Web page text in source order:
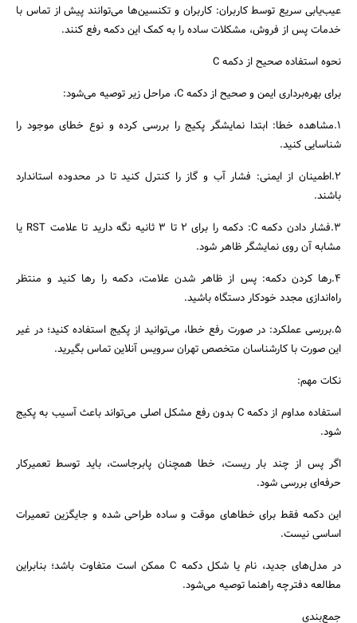
عیب‌یابی سریع توسط کاربران: کاربران و تکنسین‌ها می‌توانند پیش از تماس با
خدمات پس از فروش، مشکلات ساده را به کمک این دکمه رفع کنند.
نحوه استفاده صحیح از دکمه C
برای بهره‌برداری ایمن و صحیح از دکمه C، مراحل زیر توصیه می‌شود:
۱.مشاهده خطا: ابتدا نمایشگر پکیج را بررسی کرده و نوع خطای موجود را
شناسایی کنید.
۲.اطمینان از ایمنی: فشار آب و گاز را کنترل کنید تا در محدوده استاندارد
باشند.
3.فشار دادن دکمه C: دکمه را برای ۲ تا ۳ ثانیه نگه دارید تا علامت RST یا
مشابه آن روی نمایشگر ظاهر شود.
۴.رها کردن دکمه: پس از ظاهر شدن علامت، دکمه را رها کنید و منتظر
راه‌اندازی مجدد خودکار دستگاه باشید.
۵.بررسی عملکرد: در صورت رفع خطا، می‌توانید از پکیج استفاده کنید؛ در غیر
این صورت با کارشناسان متخصص تهران سرویس آنلاین تماس بگیرید.
نکات مهم:
استفاده مداوم از دکمه C بدون رفع مشکل اصلی می‌تواند باعث آسیب به پکیج
شود.
اگر پس از چند بار ریست، خطا همچنان پابرجاست، باید توسط تعمیرکار
حرفه‌ای بررسی شود.
این دکمه فقط برای خطاهای موقت و ساده طراحی شده و جایگزین تعمیرات
اساسی نیست.
در مدل‌های جدید، نام یا شکل دکمه C ممکن است متفاوت باشد؛ بنابراین
مطالعه دفترچه راهنما توصیه می‌شود.
جمع‌بندی